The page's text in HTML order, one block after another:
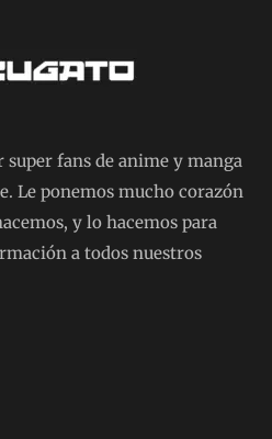
super fans de anime y manga
Le ponemos mucho corazón
y lo hacemos para
a todos nuestros